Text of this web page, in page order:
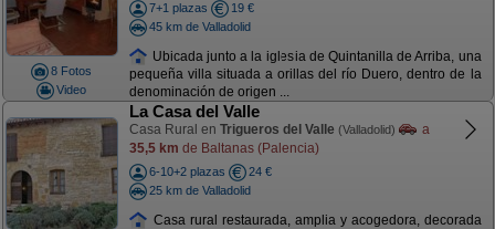
8 Fotos
Video
7+1 plazas
19 €
45 km de Valladolid
Ubicada junto a la iglesia de Quintanilla de Arriba, una
pequeña villa situada a orillas del río Duero, dentro de la
denominación de origen ...
La Casa del Valle
Casa Rural en Trigueros del Valle (Valladolid)
a
35,5 km de Baltanas (Palencia)
6-10+2 plazas
24 €
25 km de Valladolid
Casa rural restaurada, amplia y acogedora, decorada